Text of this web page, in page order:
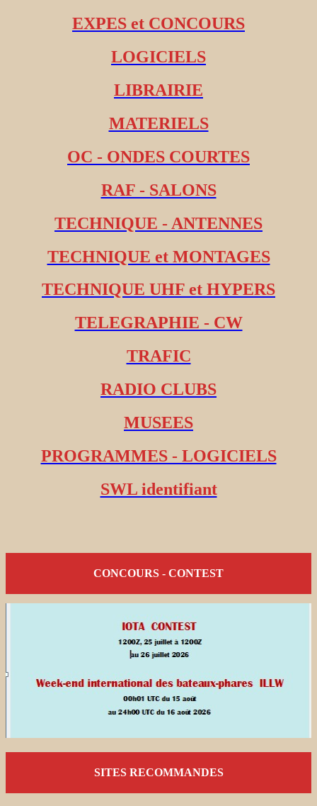
EXPES et CONCOURS
LOGICIELS
LIBRAIRIE
MATERIELS
OC - ONDES COURTES
RAF - SALONS
TECHNIQUE - ANTENNES
TECHNIQUE et MONTAGES
TECHNIQUE UHF et HYPERS
TELEGRAPHIE - CW
TRAFIC
RADIO CLUBS
MUSEES
PROGRAMMES - LOGICIELS
SWL identifiant
CONCOURS - CONTEST
SITES RECOMMANDES